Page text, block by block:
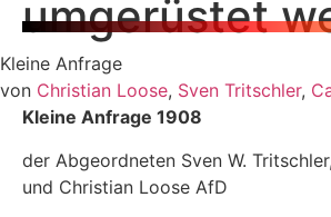
umgerüstet
Kleine Anfrage
von Christian Loose, Sven Tritschler,
Kleine Anfrage 1908
der Abgeordneten Sven W.
und Christian Loose AfD